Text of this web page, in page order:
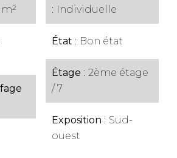
Individuelle
État Bon état
Étage
2ème étage
/ 7
Exposition
Sud-
ouest